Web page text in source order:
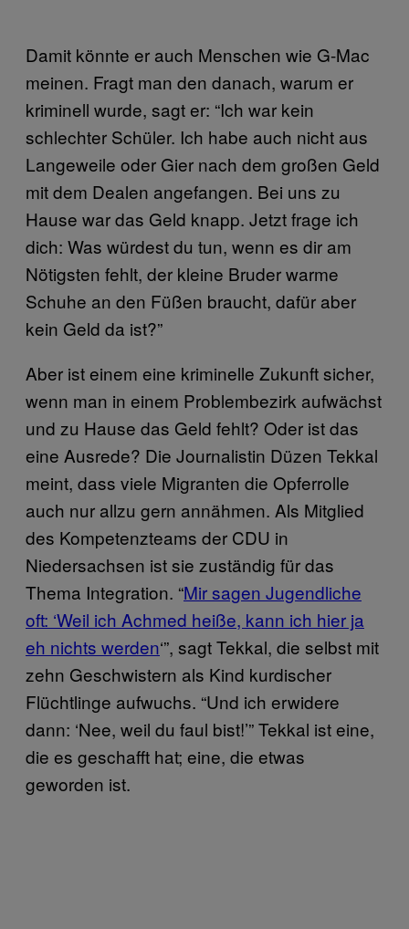
Damit könnte er auch Menschen wie G-Mac
meinen. Fragt man den danach, warum er
kriminell wurde, sagt er: “Ich war kein
schlechter Schüler. Ich habe auch nicht aus
Langeweile oder Gier nach dem großen Geld
mit dem Dealen angefangen. Bei uns zu
Hause war das Geld knapp. Jetzt frage ich
dich: Was würdest du tun, wenn es dir am
Nötigsten fehlt, der kleine Bruder warme
Schuhe an den Füßen braucht, dafür aber
kein Geld da ist?”
Aber ist einem eine kriminelle Zukunft sicher,
wenn man in einem Problembezirk aufwächst
und zu Hause das Geld fehlt? Oder ist das
eine Ausrede? Die Journalistin Düzen Tekkal
meint, dass viele Migranten die Opferrolle
auch nur allzu gern annähmen. Als Mitglied
des Kompetenzteams der CDU in
Niedersachsen ist sie zuständig für das
Thema Integration. “Mir sagen Jugendliche
oft: ‘Weil ich Achmed heiße, kann ich hier ja
eh nichts werden‘”, sagt Tekkal, die selbst mit
zehn Geschwistern als Kind kurdischer
Flüchtlinge aufwuchs. “Und ich erwidere
dann: ‘Nee, weil du faul bist!’” Tekkal ist eine,
die es geschafft hat; eine, die etwas
geworden ist.